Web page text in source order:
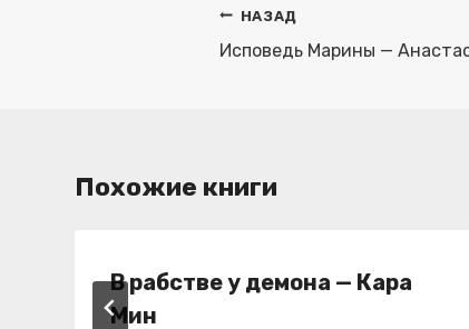
Навигация
по
НАЗАД
Исповедь Марины —
Похожие книги
В рабстве у демона — Кара
Мин